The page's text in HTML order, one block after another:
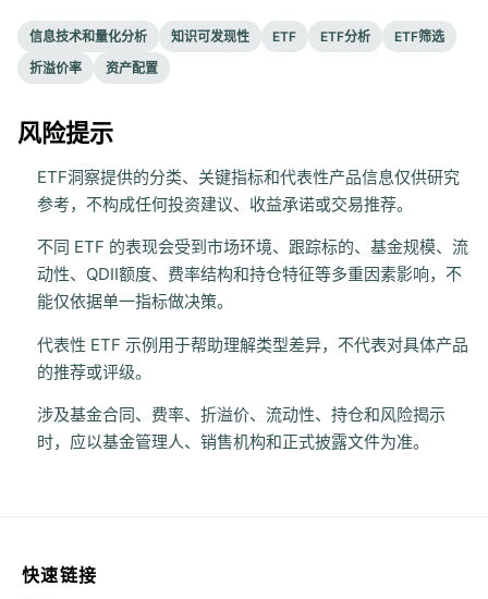
信息技术和量化分析 知识可发现性 ETF ETF分析
ETF筛选
折溢价率
资产配置
风险提示
ETF洞察提供的分类、关键指标和代表性产品信息仅供研究
参考，不构成任何投资建议、收益承诺或交易推荐。
不同 ETF 的表现会受到市场环境、跟踪标的、基金规模、流
动性、QDII额度、费率结构和持仓特征等多重因素影响，不
能仅依据单一指标做决策。
代表性 ETF 示例用于帮助理解类型差异，不代表对具体产品
的推荐或评级。
涉及基金合同、费率、折溢价、流动性、持仓和风险揭示
时，应以基金管理人、销售机构和正式披露文件为准。
快速链接